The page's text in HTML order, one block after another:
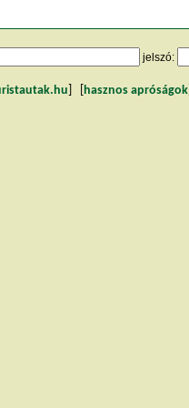
jelszó:
hasznos apróságok